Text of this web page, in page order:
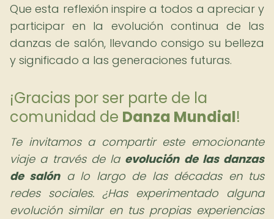
Que esta reflexión inspire a todos a apreciar y
participar en la evolución continua de las
danzas de salón, llevando consigo su belleza
y significado a las generaciones futuras.
¡Gracias por ser parte de la
comunidad de Danza Mundial!
Te invitamos a compartir este emocionante
viaje a través de la evolución de las danzas
de salóna lo largo de las décadas en tus
redes sociales. ¿Has experimentado alguna
evolución similar en tus propias experiencias